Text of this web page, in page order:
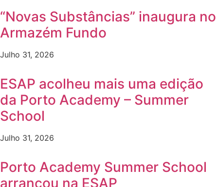
“Novas Substâncias” inaugura no
Armazém Fundo
Julho 31, 2026
ESAP acolheu mais uma edição
da Porto Academy – Summer
School
Julho 31, 2026
Porto Academy Summer School
arrancou na ESAP